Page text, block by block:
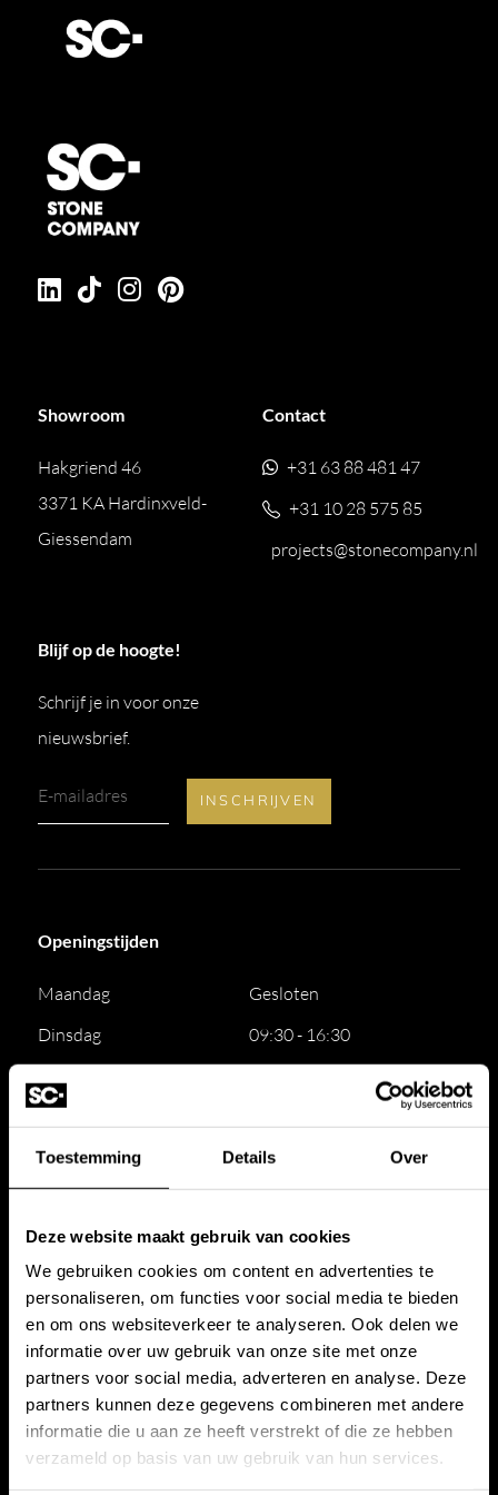
Toestemming Details Over
Deze website maakt gebruik van cookies
We gebruiken cookies om content en advertenties te
personaliseren, om functies voor social media te bieden
en om ons websiteverkeer te analyseren. Ook delen we
informatie over uw gebruik van onze site met onze
partners voor social media, adverteren en analyse. Deze
partners kunnen deze gegevens combineren met andere
informatie die u aan ze heeft verstrekt of die ze hebben
verzameld op basis van uw gebruik van hun services.
Showroom
Hakgriend 46
3371 KA Hardinxveld-
Giessendam
Contact
+31 63 88 481 47
+31 10 28 575 85
projects@stonecompany.nl
Blijf op de hoogte!
Schrijf je in voor onze
nieuwsbrief.
Openingstijden
Maandag
Gesloten
Dinsdag
09:30 - 16:30
Vrijdag
09:30 - 16:30
Zondag
Gesloten
Voor de beste service,maak een afspraak
Showroom
Offerte badkamer
Projecten
Amstelveen